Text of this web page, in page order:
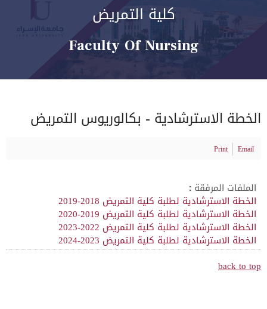
كلية التمريض
Faculty Of Nursing
الخطة الاسترشادية - بكالوريوس التمريض
Print Email
الملفات المرفقة :
الخطة الاسترشادية لطلبة كلية التمريض 2018-2019
الخطة الاسترشادية لطلبة كلية التمريض 2019-2020
الخطة الاسترشادية لطلبة كلية التمريض 2022-2023
الخطة الاسترشادية لطلبة كلية التمريض 2023-2024
back to top